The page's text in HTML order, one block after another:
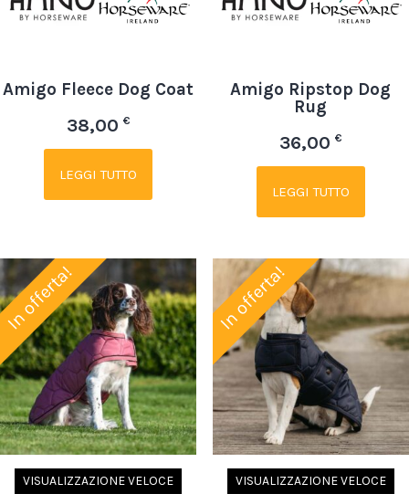
Amigo Fleece Dog Coat
38,00 €
LEGGI TUTTO
Amigo Ripstop Dog
Rug
36,00 €
LEGGI TUTTO
In offerta!
VISUALIZZAZIONE VELOCE
In offerta!
VISUALIZZAZIONE VELOCE